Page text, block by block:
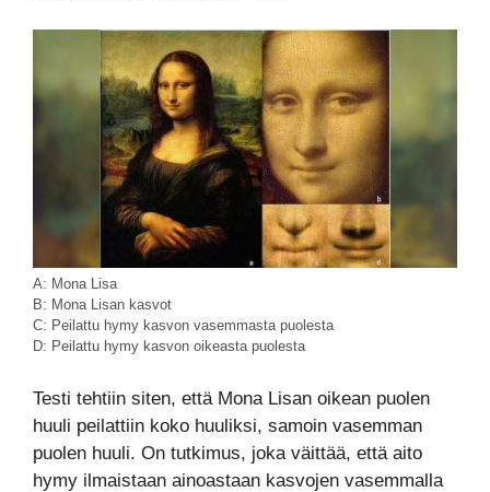
A: Mona Lisa
B: Mona Lisan kasvot
C: Peilattu hymy kasvon vasemmasta puolesta
D: Peilattu hymy kasvon oikeasta puolesta
Testi tehtiin siten, että Mona Lisan oikean puolen
huuli peilattiin koko huuliksi, samoin vasemman
puolen huuli. On tutkimus, joka väittää, että aito
hymy ilmaistaan ainoastaan kasvojen vasemmalla